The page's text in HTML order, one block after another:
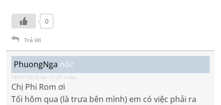
0
Trả lời
PhuongNga nói:
18/07/2012 lúc 11:27 chiều
Chị Phi Rom ơi
Tối hôm qua (là trưa bên mình) em có việc phải ra